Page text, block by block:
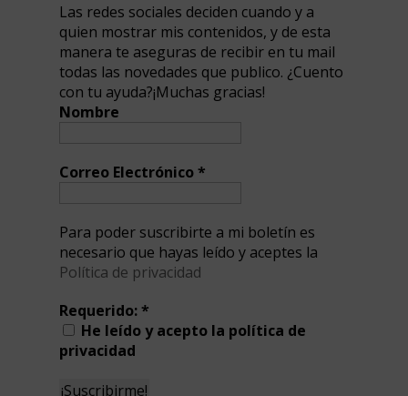
Las redes sociales deciden cuando y a
quien mostrar mis contenidos, y de esta
manera te aseguras de recibir en tu mail
todas las novedades que publico. ¿Cuento
con tu ayuda?¡Muchas gracias!
Nombre
Correo Electrónico*
Para poder suscribirte a mi boletín es
necesario que hayas leído y aceptes la
Política de privacidad
Requerido:*
He leído y acepto la política de
privacidad